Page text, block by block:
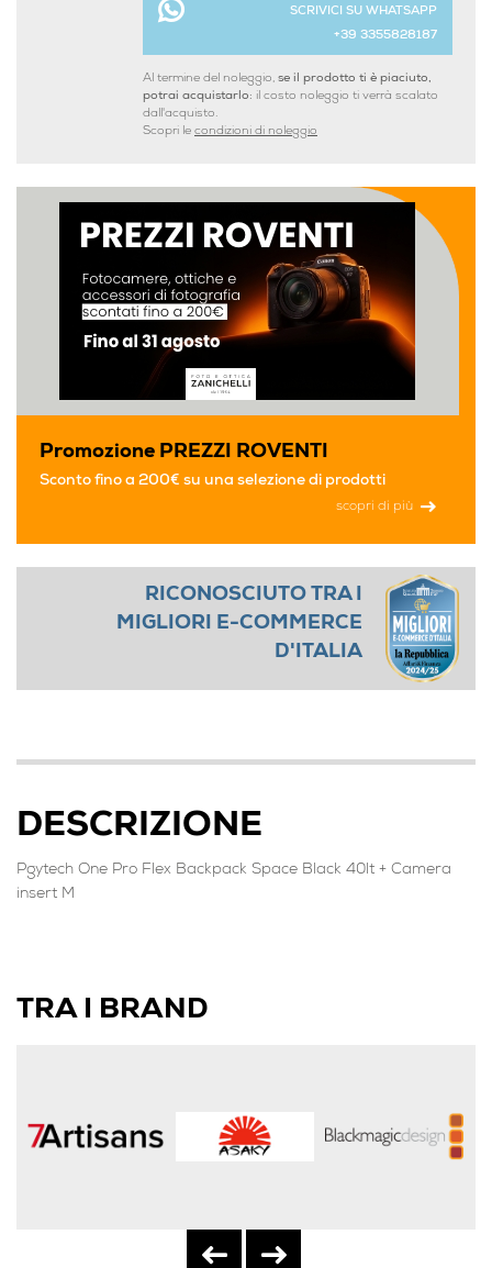
SCRIVICI SU WHATSAPP
+39 3355828187
Al termine del noleggio, se il prodotto ti è piaciuto,
potrai acquistarlo: il costo noleggio ti verrà scalato
dall'acquisto.
Scopri le condizioni di noleggio
Promozione PREZZI ROVENTI
Sconto fino a 200€ su una selezione di prodotti
scopri di più
RICONOSCIUTO TRA I
MIGLIORI E-COMMERCE
D'ITALIA
DESCRIZIONE
Pgytech One Pro Flex Backpack Space Black 40lt + Camera
insert M
TRA I BRAND